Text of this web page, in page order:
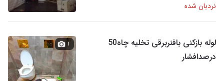
نردبان شده
لوله بازکنی بافنربرقی تخلیه چاه50
درصدافشار
۱